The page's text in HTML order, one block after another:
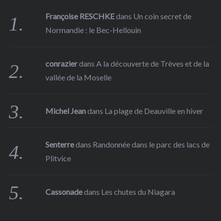
Françoise RESCHKEdans Un coin secret de
Normandie : le Bec-Hellouin
conrazierdansA la découverte de Trèves et de la
vallée de la Moselle
Michel Jeandans La plage de Deauville en hiver
Senterredans Randonnée dans le parc des lacs de
Plitvice
Cassonadedans Les chutes du Niagara